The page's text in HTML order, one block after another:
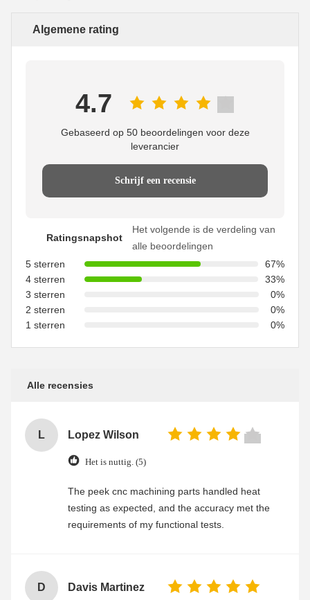
Algemene rating
4.7
Gebaseerd op 50 beoordelingen voor deze
leverancier
Schrijf een recensie
Ratingsnapshot
Het volgende is de verdeling van
alle beoordelingen
5 sterren
67%
4 sterren
33%
3 sterren
0%
2 sterren
0%
1 sterren
0%
Alle recensies
L Lopez Wilson
Het is nuttig. (5)
The peek cnc machining parts handled heat
testing as expected, and the accuracy met the
requirements of my functional tests.
D Davis Martinez